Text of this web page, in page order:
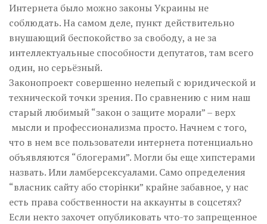
Интернета было можно законы Украины не
соблюдать. На самом деле, пункт действительно
внушающий беспокойство за свободу, а не за
интеллектуальные способности депутатов, там всего
один, но серьёзный.
Законопроект совершенно нелепый с юридической и
технической точки зрения. По сравнению с ним наш
старый любимый “закон о защите морали” – верх
мысли и профессионализма просто. Начнем с того,
что в нем все пользователи интернета потенциально
объявляются “блогерами”. Могли бы еще хипстерами
назвать. Или ламберсексуалами. Само определения
“власник сайту або сторінки” крайне забавное, у нас
есть права собственности на аккаунты в соцсетях?
Если некто захочет опубликовать что-то запрещенное